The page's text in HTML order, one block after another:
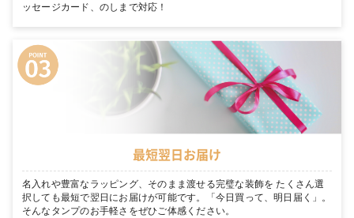
ッセージカード、のしまで対応！
最短翌日お届け
名入れや豊富なラッピング、そのまま渡せる完璧な装飾を たくさん選
択しても最短で翌日にお届けが可能です。「今日買って、明日届く」。
そんなタンプのお手軽さをぜひご体感ください。